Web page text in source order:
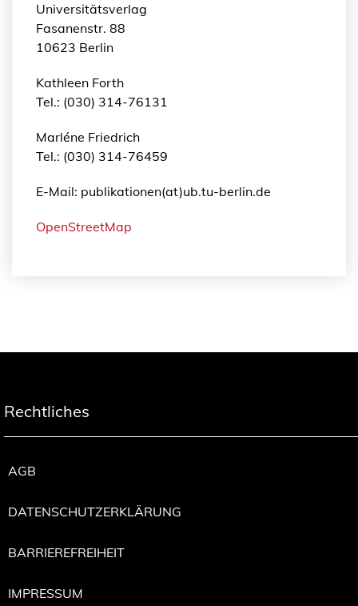
Universitätsverlag
Fasanenstr. 88
10623 Berlin
Kathleen Forth
Tel.: (030) 314-76131
Marléne Friedrich
Tel.: (030) 314-76459
E-Mail: publikationen(at)ub.tu-berlin.de
OpenStreetMap
Rechtliches
AGB
DATENSCHUTZERKLÄRUNG
BARRIEREFREIHEIT
IMPRESSUM